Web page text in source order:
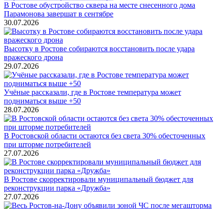
В Ростове обустройство сквера на месте снесенного дома
Парамонова завершат в сентябре
30.07.2026
Высотку в Ростове собираются восстановить после удара
вражеского дрона
29.07.2026
Учёные рассказали, где в Ростове температура может
подниматься выше +50
28.07.2026
В Ростовской области остаются без света 30% обесточенных
при шторме потребителей
27.07.2026
В Ростове скорректировали муниципальный бюджет для
реконструкции парка «Дружба»
27.07.2026